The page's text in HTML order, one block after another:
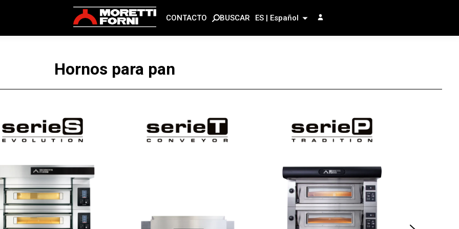
CONTACTO BUSCAR ES | Español
Hornos para pan